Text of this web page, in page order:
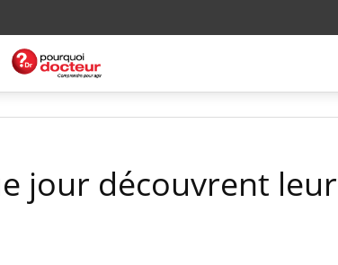
jour découvrent leur